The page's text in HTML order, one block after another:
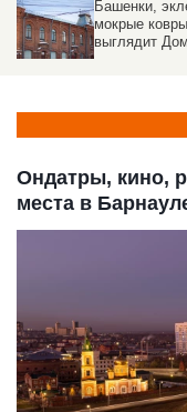
Башенки,
мокрые
выглядит Дом
Ондатры, кино,
места в